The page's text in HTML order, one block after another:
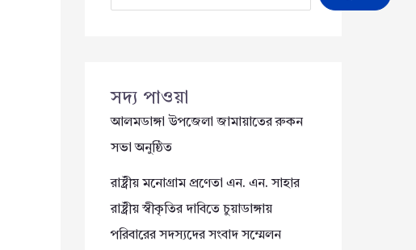
সদ্য পাওয়া
আলমডাঙ্গা উপজেলা জামায়াতের রুকন
সভা অনুষ্ঠিত
রাষ্ট্রীয় মনোগ্রাম প্রণেতা এন. এন. সাহার
রাষ্ট্রীয় স্বীকৃতির দাবিতে চুয়াডাঙ্গায়
পরিবারের সদস্যদের সংবাদ সম্মেলন